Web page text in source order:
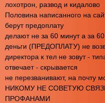
лохотрон, развод и кидалово
Половина написанного на
берут предоплату
делают не за 60 минут а за
деньги (ПРЕДОПЛАТУ) не
директора к тел не зовут -
отвечает - скрывается
не перезванивают, на почту
НИКОМУ НЕ СОВЕТУЮ
ПРОФАНАМИ